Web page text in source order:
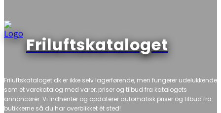
Friluftskataloget
Friluftskataloget.dk er ikke selv lagerførende, men fungerer udelukkende
som et varekatalog med varer, priser og tilbud fra katalogets
annoncører. Vi indhenter og opdaterer automatisk priser og tilbud fra
butikkerne så du har overblikket ét sted!